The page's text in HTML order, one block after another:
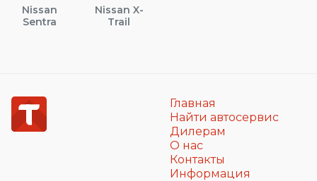
Nissan
Sentra
Nissan X-
Trail
Главная
Найти автосервис
Дилерам
О нас
Контакты
Информация